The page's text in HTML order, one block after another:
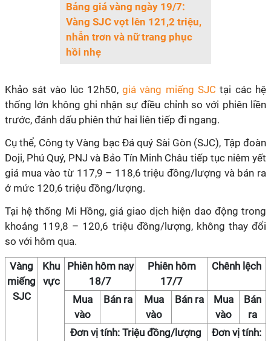
Bảng giá vàng ngày 19/7:
Vàng SJC vọt lên 121,2 triệu,
nhẫn trơn và nữ trang phục
hồi nhẹ
Khảo sát vào lúc 12h50, giá vàng miếng SJC tại các hệ
thống lớn không ghi nhận sự điều chỉnh so với phiên liền
trước, đánh dấu phiên thứ hai liên tiếp đi ngang.
Cụ thể, Công ty Vàng bạc Đá quý Sài Gòn (SJC), Tập đoàn
Doji, Phú Quý, PNJ và Bảo Tín Minh Châu tiếp tục niêm yết
giá mua vào từ 117,9 – 118,6 triệu đồng/lượng và bán ra
ở mức 120,6 triệu đồng/lượng.
Tại hệ thống Mi Hồng, giá giao dịch hiện dao động trong
khoảng 119,8 – 120,6 triệu đồng/lượng, không thay đổi
so với hôm qua.
Vàng
miếng
SJC
Khu
vực
Phiên hôm nay
18/7
Phiên hôm
17/7
Chênh lệch
Mua
vào
Bán ra
Mua
vào
Bán ra
Mua
vào
Bán
ra
Đơn vị tính: Triệu đồng/lượng
Đơn vị tính: